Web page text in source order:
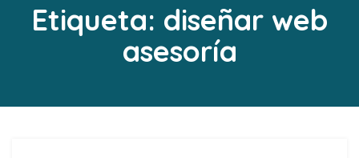
Etiqueta: diseñar web
asesoría